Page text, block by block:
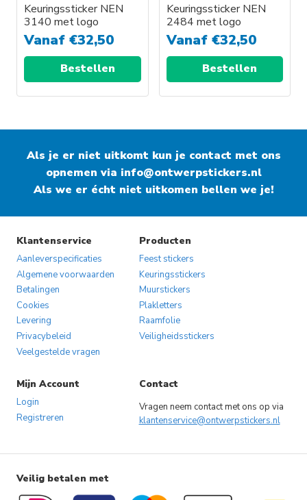
Keuringssticker NEN
3140 met logo
Vanaf €32,50
Bestellen
Keuringssticker NEN
2484 met logo
Vanaf €32,50
Bestellen
Als je er niet uitkomt kun je contact met ons
opnemen via info@ontwerpstickers.nl
Als we er écht niet uitkomen bellen we je!
Klantenservice
Aanleverspecificaties
Algemene voorwaarden
Betalingen
Cookies
Levering
Privacybeleid
Veelgestelde vragen
Producten
Feest stickers
Keuringsstickers
Muurstickers
Plakletters
Raamfolie
Veiligheidsstickers
Mijn Account
Login
Registreren
Contact
Vragen neem contact met ons op via
klantenservice@ontwerpstickers.nl
Veilig betalen met